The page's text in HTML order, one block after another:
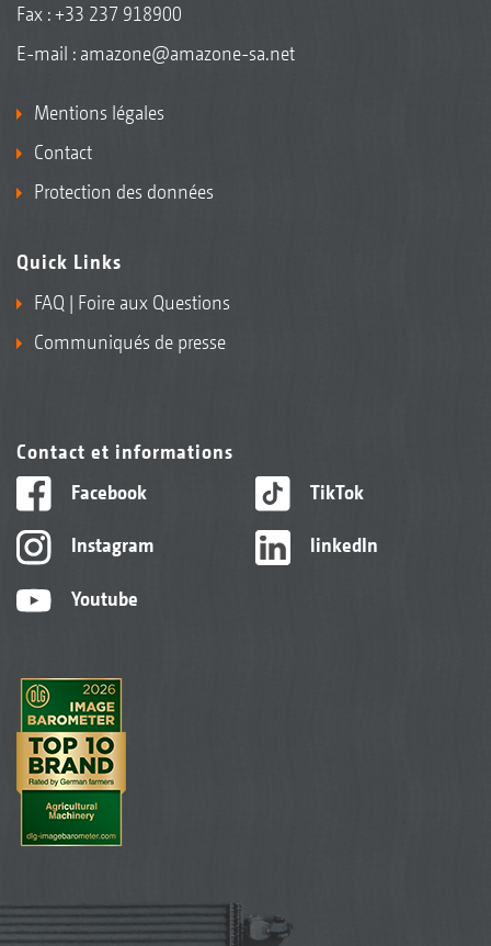
Fax : +33 237 918900
E-mail : amazone@amazone-sa.net
Mentions légales
Contact
Protection des données
Quick Links
FAQ | Foire aux Questions
Communiqués de presse
Contact et informations
Facebook
Instagram
Youtube
TikTok
linkedIn